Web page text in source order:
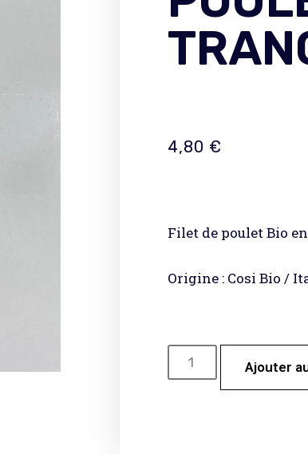
4,80 €
Filet de poulet Bio
Origine : Cosi Bio /
Ajouter